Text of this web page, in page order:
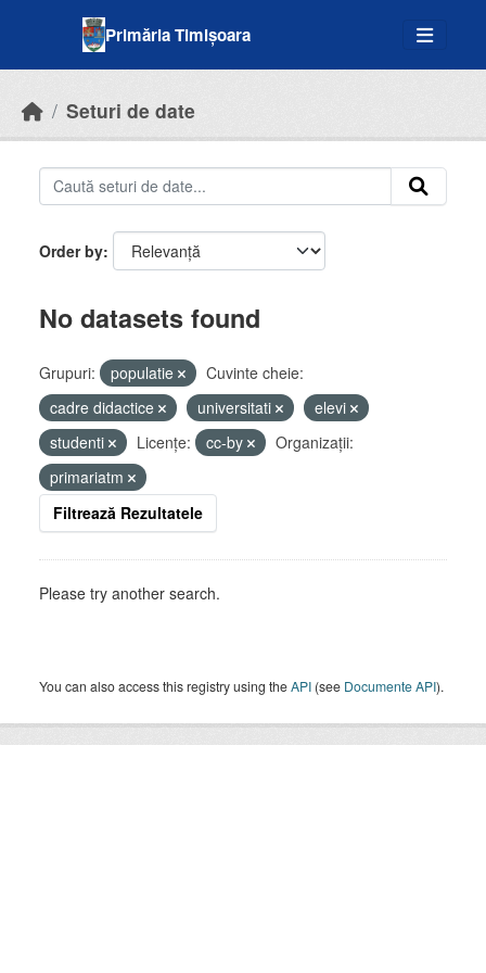
Primăria Timișoara
Seturi de date
Order by
No datasets found
Grupuri: populatie
Cuvinte cheie:
cadre didactice
universitati
elevi
studenti
Licenţe: cc-by
Organizații:
primariatm
Filtrează Rezultatele
Please try another search.
You can also access this registry using theAPI (see Documente API).